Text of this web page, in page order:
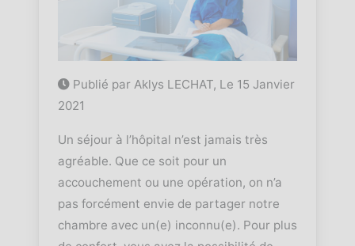
Publié par Aklys LECHAT, Le 15 Janvier
2021
Un séjour à l’hôpital n’est jamais très
agréable. Que ce soit pour un
accouchement ou une opération, on n’a
pas forcément envie de partager notre
chambre avec un(e) inconnu(e). Pour plus